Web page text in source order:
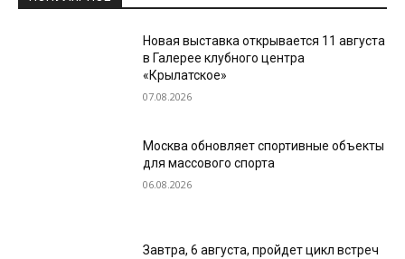
Новая выставка открывается 11 августа
в Галерее клубного центра
«Крылатское»
07.08.2026
Москва обновляет спортивные объекты
для массового спорта
06.08.2026
Завтра, 6 августа, пройдет цикл встреч